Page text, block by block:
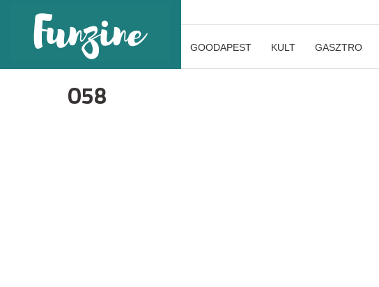
GOODAPEST KULT GASZTRO
O58